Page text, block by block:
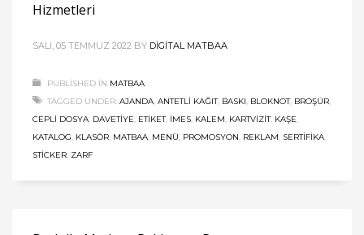
Hizmetleri
SALI, 05 TEMMUZ 2022 BY DIGITAL MATBAA
PUBLISHED IN MATBAA
TAGGED UNDER: AJANDA, ANTETLI KAĞIT, BASKI, BLOKNOT, BROŞÜR,
CEPLI DOSYA, DAVETIYE, ETIKET, İMES, KALEM, KARTVIZIT, KAŞE,
KATALOG, KLASÖR, MATBAA, MENÜ, PROMOSYON, REKLAM, SERTIFIKA,
STICKER, ZARF